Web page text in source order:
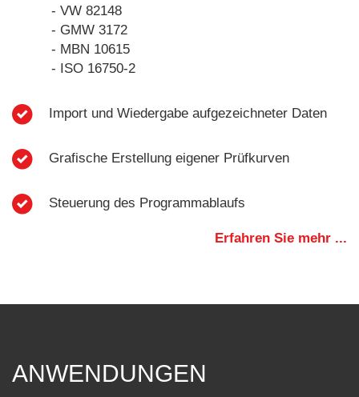
- VW 82148
- GMW 3172
- MBN 10615
- ISO 16750-2
Import und Wiedergabe aufgezeichneter Daten
Grafische Erstellung eigener Prüfkurven
Steuerung des Programmablaufs
Erfahren Sie mehr ...
ANWENDUNGEN